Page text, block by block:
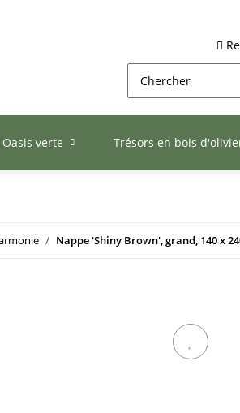
Oasis verte Trésors en bois
Nappe 'Shiny Brown', grand, 140 x